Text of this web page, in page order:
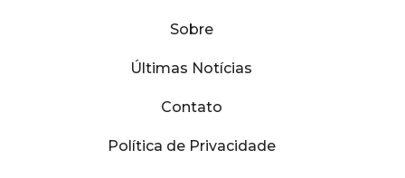
Sobre
Últimas Notícias
Contato
Política de Privacidade